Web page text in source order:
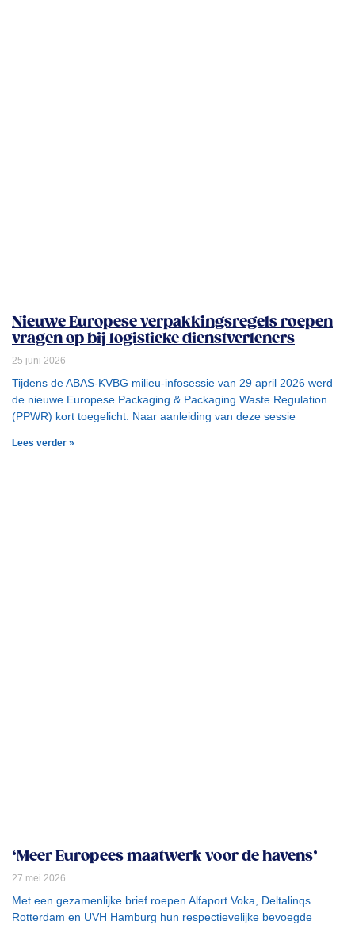
Nieuwe Europese verpakkingsregels roepen
vragen op bij logistieke dienstverleners
25 juni 2026
Tijdens de ABAS-KVBG milieu-infosessie van 29 april 2026 werd
de nieuwe Europese Packaging & Packaging Waste Regulation
(PPWR) kort toegelicht. Naar aanleiding van deze sessie
Lees verder »
‘Meer Europees maatwerk voor de havens’
27 mei 2026
Met een gezamenlijke brief roepen Alfaport Voka, Deltalinqs
Rotterdam en UVH Hamburg hun respectievelijke bevoegde